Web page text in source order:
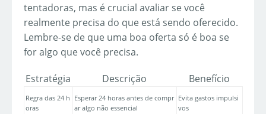
tentadoras, mas é crucial avaliar se você
realmente precisa do que está sendo oferecido.
Lembre-se de que uma boa oferta só é boa se
for algo que você precisa.
Estratégia Descrição Benefício
Regra das 24 h
oras
Esperar 24 horas antes de compr
ar algo não essencial
Evita gastos impulsi
vos